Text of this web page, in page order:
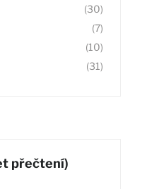
(30)
(7)
(10)
(31)
přečtení)